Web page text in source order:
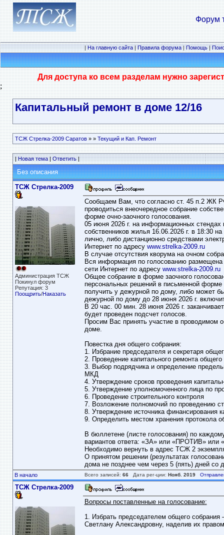
Форум
|На главную сайта|Правила форума|Помощь|
Для доступа ко всем разделам нужно
;
Капитальный ремонт в доме 12/16
ТСЖ Стрелка-2009 Саратов» » Текущий и Кап. Ремонт
|Новая тема|Ответить|
Без описания
ТСЖ Стрелка-2009
Администрация ТСЖ
Покинул форум
Репутация: 3
Поощрить/Наказать
Сообщаем Вам, что согласно ст. 45 п.2 ЖК
проводиться внеочередное собрание
форме очно-заочного голосования.
05 июня 2026 г. на информационных
собственников жилья 16.06.2026 г. в 18:30
лично, либо дистанционно средствами
Интернет по адресу www.strelka-2009.ru
В случае отсутствия кворума на очном
Вся информация по голосованию
сети Интернет по адресу www.strelka-2009.ru
Общее собрание в форме заочного
персональных решений в письменной форме
получить у дежурной по дому, либо может
дежурной по дому до 28 июня 2026 г.
В 20 час. 00 мин. 28 июня 2026 г.
будет проведен подсчет голосов.
Просим Вас принять участие в проводимом
доме.
Повестка дня общего собрания:
1. Избрание председателя и секретаря
2. Проведение капитального ремонта
3. Выбор подрядчика и определение
МКД
4. Утверждение сроков проведения
5. Утверждение уполномоченного лица по
6. Проведение строительного контроля
7. Возложение полномочий по проведению
8. Утверждение источника финансирования
9. Определить местом хранения протокола
В бюллетене (листе голосования) по
вариантов ответа: «ЗА» или «ПРОТИВ»
Необходимо вернуть в адрес ТСЖ 2
О принятом решении (результатах
дома не позднее чем через 5 (пять) дней со
В начало Всего записей: 66Дата рег-ции: Нояб. 2019
ТСЖ Стрелка-2009
Вопросы поставленные на голосование:
1. Избрать председателем общего
Светлану Александровну, наделив их